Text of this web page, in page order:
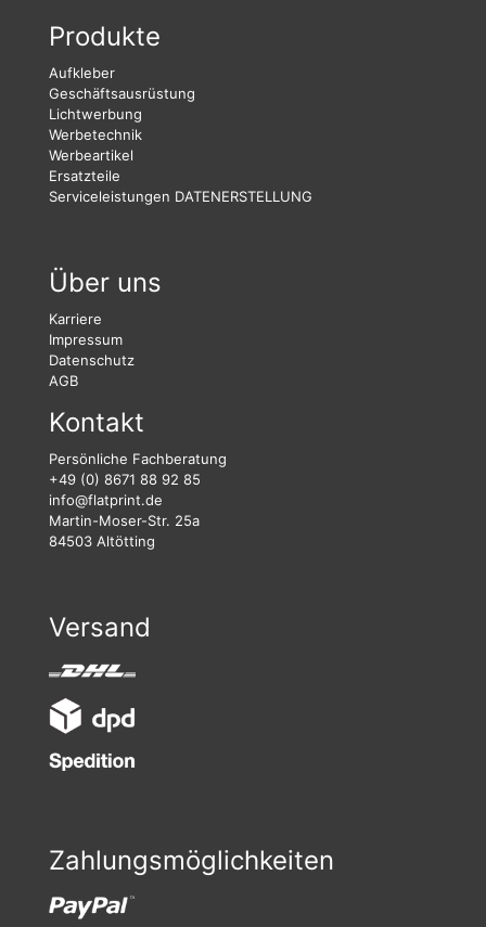
Produkte
Aufkleber
Geschäftsausrüstung
Lichtwerbung
Werbetechnik
Werbeartikel
Ersatzteile
Serviceleistungen DATENERSTELLUNG
Über uns
Karriere
Impressum
Datenschutz
AGB
Kontakt
Persönliche Fachberatung
+49 (0) 8671 88 92 85
info@flatprint.de
Martin-Moser-Str. 25a
84503 Altötting
Versand
Zahlungsmöglichkeiten